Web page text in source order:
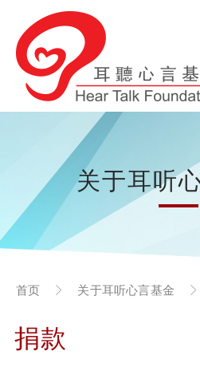
关于耳听
首页 关于耳听心言基金
捐款